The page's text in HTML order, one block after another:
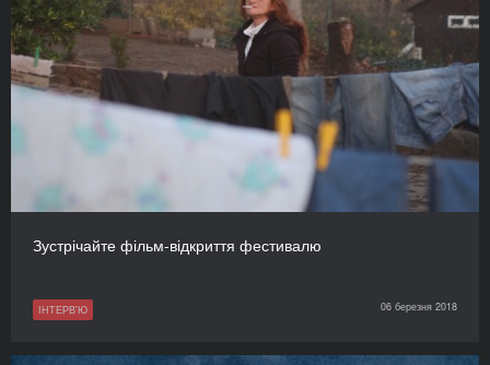
Зустрічайте фільм-відкриття фестивалю
ІНТЕРВ'Ю 06 березня 2018